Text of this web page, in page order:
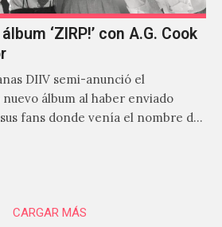
‘ZIRP!’ con A.G. Cook
DIIV semi-anunció el
álbum al haber enviado
fans donde venía el nombre de
CARGAR MÁS